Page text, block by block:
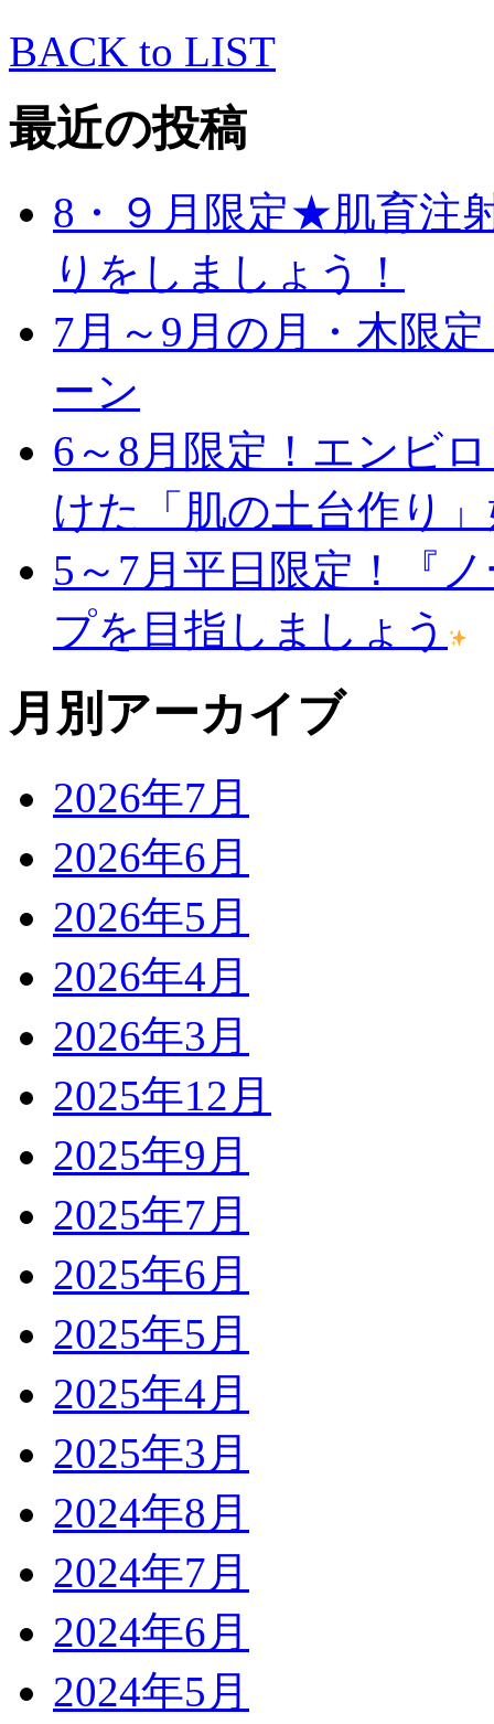
BACK to LIST
最近の投稿
8・９月限定★肌育注
りをしましょう！
7月～9月の月・木限
ーン
6～8月限定！エンビ
けた「肌の土台作り
5～7月平日限定！『
プを目指しましょう
月別アーカイブ
2026年7月
2026年6月
2026年5月
2026年4月
2026年3月
2025年12月
2025年9月
2025年7月
2025年6月
2025年5月
2025年4月
2025年3月
2024年8月
2024年7月
2024年6月
2024年5月